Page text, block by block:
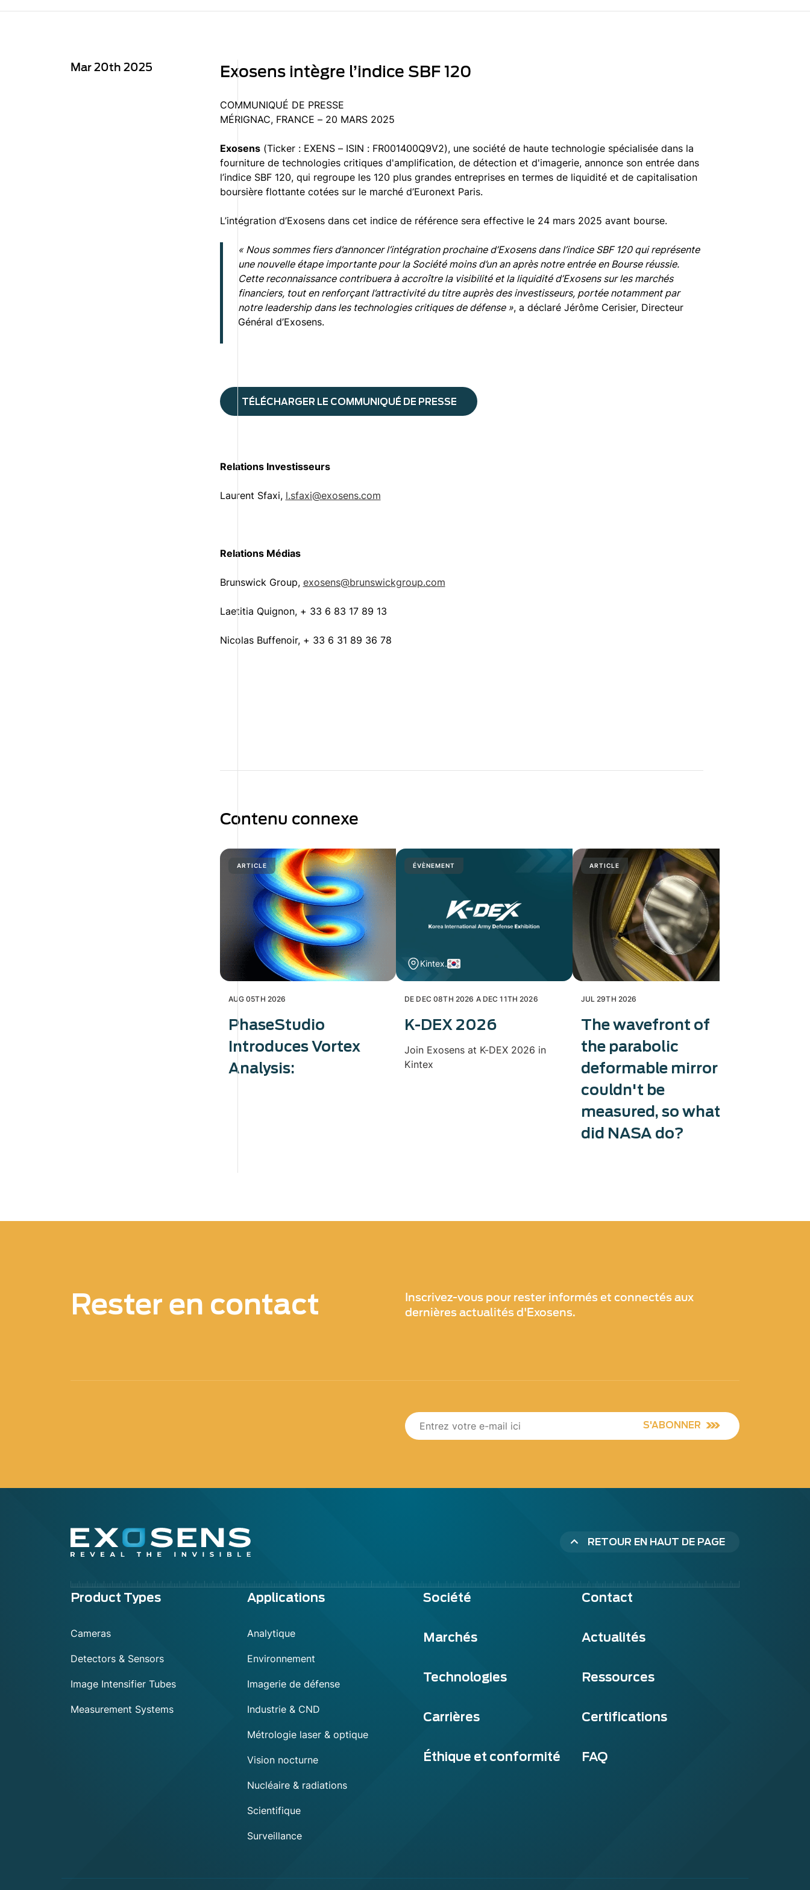
Mar 20th 2025 Exosens intègre l’indice SBF 120
COMMUNIQUÉ DE PRESSE
MÉRIGNAC, FRANCE – 20 MARS 2025
Exosens(Ticker : EXENS – ISIN : FR001400Q9V2), une société de haute technologie spécialisée dans la
fourniture de technologies critiques d'amplification, de détection et d'imagerie, annonce son entrée dans
l’indice SBF 120, qui regroupe les 120 plus grandes entreprises en termes de liquidité et de capitalisation
boursière flottante cotées sur le marché d’Euronext Paris.
L’intégration d’Exosens dans cet indice de référence sera effective le 24 mars 2025 avant bourse.
« Nous sommes fiers d’annoncer l’intégration prochaine d’Exosens dans l’indice SBF 120 qui représente
une nouvelle étape importante pour la Société moins d’un an après notre entrée en Bourse réussie.
Cette reconnaissance contribuera à accroître la visibilité et la liquidité d’Exosens sur les marchés
financiers, tout en renforçant l’attractivité du titre auprès des investisseurs, portée notamment par
notre leadership dans les technologies critiques de défense », a déclaré Jérôme Cerisier, Directeur
Général d’Exosens.
TÉLÉCHARGER LE COMMUNIQUÉ DE PRESSE
Relations Investisseurs
Laurent Sfaxi, l.sfaxi@exosens.com
Relations Médias
Brunswick Group, exosens@brunswickgroup.com
Laetitia Quignon, + 33 6 83 17 89 13
Nicolas Buffenoir, + 33 6 31 89 36 78
Contenu connexe
ARTICLE
AUG 05TH 2026
PhaseStudio
Introduces Vortex
Analysis:
ÉVÈNEMENT
Kintex.
DE DEC 08TH 2026 A DEC 11TH 2026
K-DEX 2026
Join Exosens at K-DEX 2026 in
Kintex
ARTICLE
JUL 29TH 2026
The wavefront of
the parabolic
deformable mirror
couldn't be
measured, so what
did NASA do?
Rester en contact
Inscrivez-vous pour rester informés et connectés aux
dernières actualités d'Exosens.
S'ABONNER
RETOUR EN HAUT DE PAGE
Menu
Product Types
Cameras
Detectors & Sensors
Image Intensifier Tubes
Measurement Systems
Applications
Analytique
Environnement
Imagerie de défense
Industrie & CND
Métrologie laser & optique
Vision nocturne
Nucléaire & radiations
Scientifique
Surveillance
Société Contact
Marchés Actualités
Technologies Ressources
Carrières Certifications
Éthique et conformité FAQ